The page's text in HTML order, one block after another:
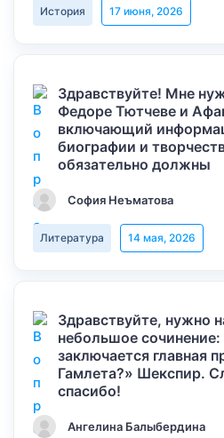
История 17 июня, 2026
Здравствуйте! Мне
Федоре Тютчеве и
включающий
биографии и
обязательно должны
София Неъматова
Литература 14 мая, 2026
Здравствуйте, нужно
небольшое
заключается главная
Гамлета?» Шекспир.
спасибо!
Ангелина Балыбердина